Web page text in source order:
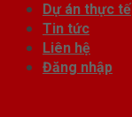
Dự án thực tế
Tin tức
Liên hệ
Đăng nhập